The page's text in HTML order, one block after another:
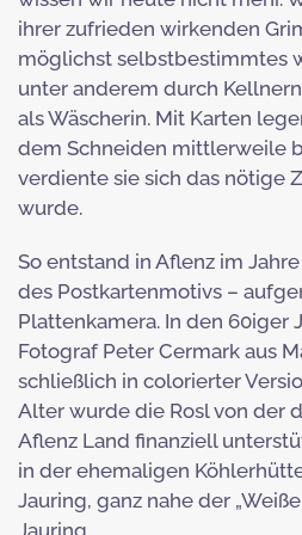
ihrer zufrieden wirkenden
möglichst selbstbestimmtes
unter anderem durch
als Wäscherin. Mit Karten
dem Schneiden mittlerweile
verdiente sie sich das nötige
wurde.
So entstand in Aflenz im
des Postkartenmotivs –
Plattenkamera. In den 60iger
Fotograf Peter Cermark aus
schließlich in colorierter
Alter wurde die Rosl von der
Aflenz Land finanziell
in der ehemaligen
Jauring, ganz nahe der